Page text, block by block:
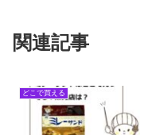
関連記事
どこで買える